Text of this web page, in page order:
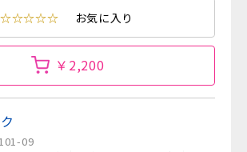
☆☆☆☆☆ お気に入り
￥2,200
09